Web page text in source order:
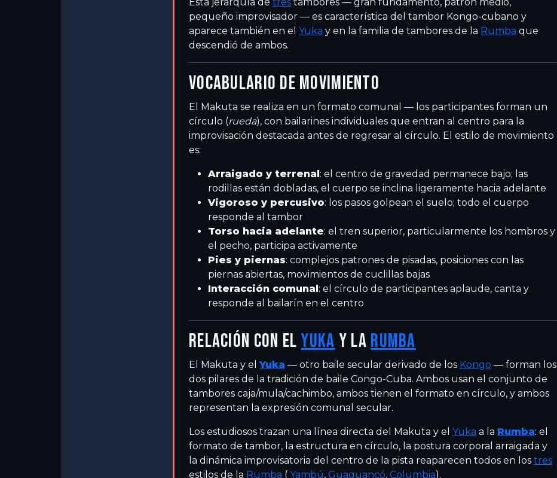
pequeño improvisador — es característica del tambor Kongo-cubano y
aparece también en el Yuka y en la familia de tambores de la Rumba que
descendió de ambos.
VOCABULARIO DE MOVIMIENTO
El Makuta se realiza en un formato comunal — los participantes forman un
círculo (rueda), con bailarines individuales que entran al centro para la
improvisación destacada antes de regresar al círculo. El estilo de movimiento
es:
Arraigado y terrenal: el centro de gravedad permanece bajo; las
rodillas están dobladas, el cuerpo se inclina ligeramente hacia adelante
Vigoroso y percusivo: los pasos golpean el suelo; todo el cuerpo
responde al tambor
Torso hacia adelante: el tren superior, particularmente los hombros y
el pecho, participa activamente
Pies y piernas: complejos patrones de pisadas, posiciones con las
piernas abiertas, movimientos de cuclillas bajas
Interacción comunal: el círculo de participantes aplaude, canta y
responde al bailarín en el centro
RELACIÓN CON ELYUKA Y LA RUMBA
El Makuta y el Yuka — otro baile secular derivado de los Kongo — forman los
dos pilares de la tradición de baile Congo-Cuba. Ambos usan el conjunto de
tambores caja/mula/cachimbo, ambos tienen el formato en círculo, y ambos
representan la expresión comunal secular.
Los estudiosos trazan una línea directa del Makuta y el Yuka a la Rumba: el
formato de tambor, la estructura en círculo, la postura corporal arraigada y
la dinámica improvisatoria del centro de la pista reaparecen todos en los tres
estilos de la Rumba ( Yambú, Guaguancó, Columbia).